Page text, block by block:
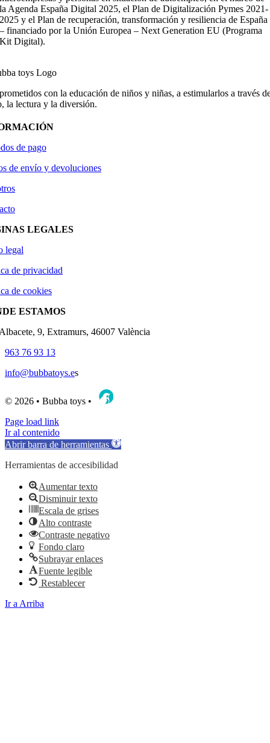
la Agenda España Digital 2025, el Plan de Digitalización Pymes 2021-
2025 y el Plan de recuperación, transformación y resiliencia de España
– financiado por la Unión Europea – Next Generation EU (Programa
Kit Digital).
con la educación de niños y niñas, a estimularlos a través
la lectura y la diversión.
de pago
de envío y devoluciones
LEGALES
legal
de privacidad
de cookies
ESTAMOS
9, Extramurs, 46007 València
963 76 93 13
info@bubbatoys.es
© 2026 • Bubba toys •
Page load link
Ir al contenido
Abrir barra de herramientas
Herramientas de accesibilidad
Aumentar texto
Disminuir texto
Escala de grises
Alto contraste
Contraste negativo
Fondo claro
Subrayar enlaces
Fuente legible
Restablecer
Ir a Arriba